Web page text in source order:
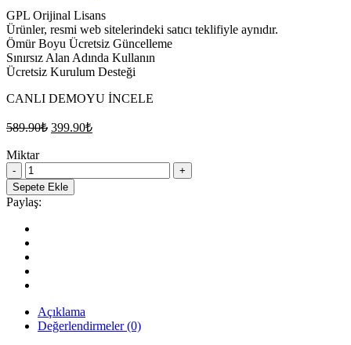
GPL Orijinal Lisans
Ürünler, resmi web sitelerindeki satıcı teklifiyle aynıdır.
Ömür Boyu Ücretsiz Güncelleme
Sınırsız Alan Adında Kullanın
Ücretsiz Kurulum Desteği
CANLI DEMOYU İNCELE
589.90₺ Orijinal
399.90₺Şu
Miktar
AdForest
–
Sınıflandırma
WordPress
Teması
quantity
Sepete Ekle
Paylaş:
Açıklama
Değerlendirmeler (0)